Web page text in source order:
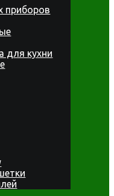
приборов
для кухни